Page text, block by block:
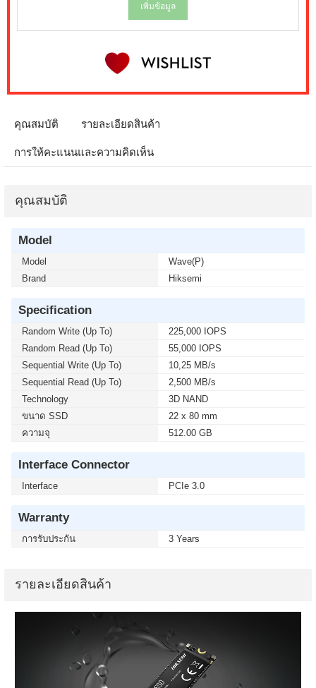
เพิ่มข้อมูล
คุณสมบัติ รายละเอียดสินค้า
การให้คะแนนและความคิดเห็น
คุณสมบัติ
Model
Model
Wave(P)
Brand
Hiksemi
Specification
Random Write (up To)
225,000 IOPS
Random Read (up To)
55,000 IOPS
Sequential Write (up To)
10,25 MB/s
Sequential Read (up To)
2,500 MB/s
Technology
3D NAND
ขนาด SSD
22 x 80 mm
ความจุ
512.00 GB
Interface Connector
Interface PCIe 3.0
Warranty
การรับประกัน 3 Years
รายละเอียดสินค้า